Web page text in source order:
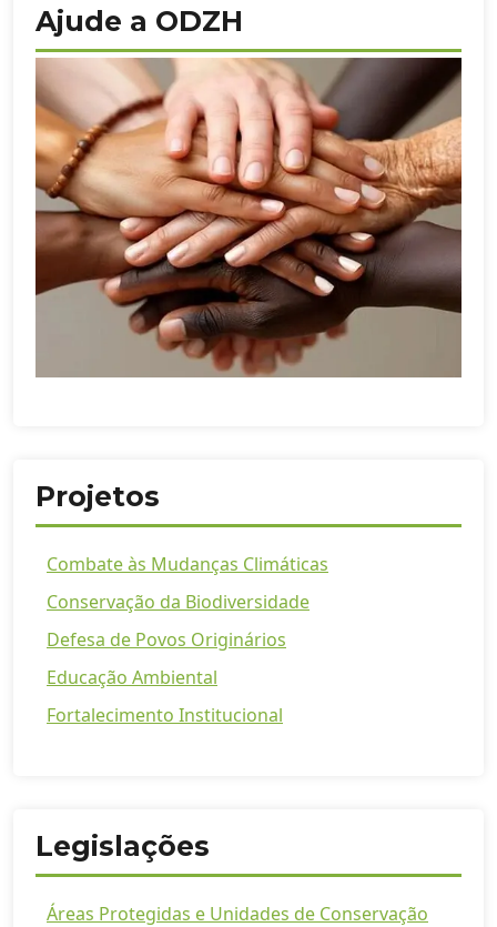
Ajude a ODZH
Projetos
Combate às Mudanças Climáticas
Conservação da Biodiversidade
Defesa de Povos Originários
Educação Ambiental
Fortalecimento Institucional
Legislações
Áreas Protegidas e Unidades de Conservação